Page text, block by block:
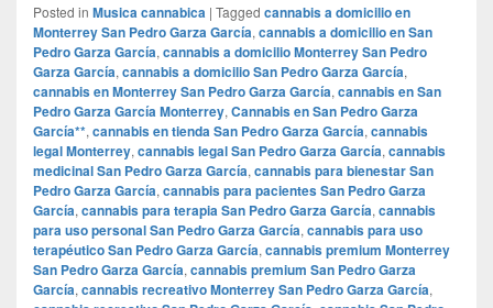
Posted in Musica cannabica | Tagged cannabis a domicilio en
Monterrey San Pedro Garza García, cannabis a domicilio en San
Pedro Garza García, cannabis a domicilio Monterrey San Pedro
Garza García, cannabis a domicilio San Pedro Garza García,
cannabis en Monterrey San Pedro Garza García, cannabis en San
Pedro Garza García Monterrey, Cannabis en San Pedro Garza
García**, cannabis en tienda San Pedro Garza García, cannabis
legal Monterrey, cannabis legal San Pedro Garza García, cannabis
medicinal San Pedro Garza García, cannabis para bienestar San
Pedro Garza García, cannabis para pacientes San Pedro Garza
García, cannabis para terapia San Pedro Garza García, cannabis
para uso personal San Pedro Garza García, cannabis para uso
terapéutico San Pedro Garza García, cannabis premium Monterrey
San Pedro Garza García, cannabis premium San Pedro Garza
García, cannabis recreativo Monterrey San Pedro Garza García,